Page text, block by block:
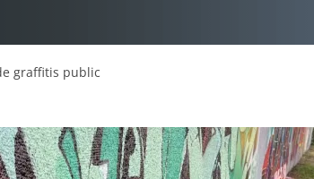
graffitis public